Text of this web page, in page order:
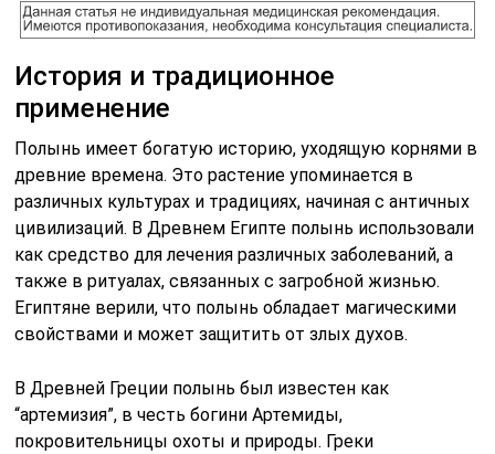
История и традиционное
применение
Полынь имеет богатую историю, уходящую корнями в
древние времена. Это растение упоминается в
различных культурах и традициях, начиная с античных
цивилизаций. В Древнем Египте полынь использовали
как средство для лечения различных заболеваний, а
также в ритуалах, связанных с загробной жизнью.
Египтяне верили, что полынь обладает магическими
свойствами и может защитить от злых духов.
В Древней Греции полынь был известен как
“артемизия”, в честь богини Артемиды,
покровительницы охоты и природы. Греки